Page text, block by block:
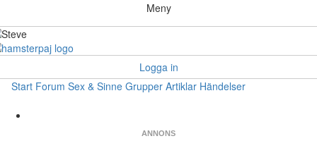
Meny
Logga in
Start Forum Sex & Sinne Grupper Artiklar Händelser
ANNONS